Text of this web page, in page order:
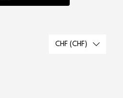
CHF (CHF)